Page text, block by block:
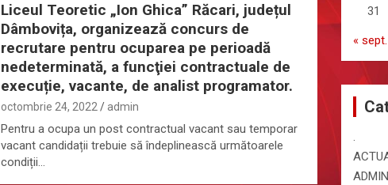
Liceul Teoretic „Ion Ghica” Răcari, județul
Dâmbovița, organizează concurs de
recrutare pentru ocuparea pe perioadă
nedeterminată, a funcţiei contractuale de
execuție, vacante, de analist programator.
octombrie 24, 2022 admin
Pentru a ocupa un post contractual vacant sau temporar
vacant candidații trebuie să îndeplinească următoarele
condiții…
31
« sept.
.